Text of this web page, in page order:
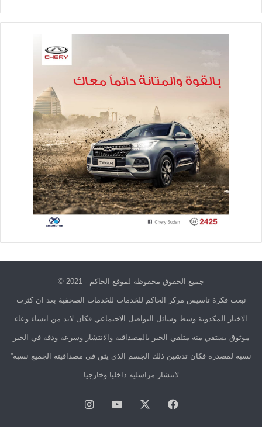
جميع الحقوق محفوظة لموقع الحاكم - 2021 ©
نبعت فكرة تاسيس مركز الحاكم للخدمات للخدمات الصحفية بعد ان كثرت
الاخبار المكذوبة وسط وسائل التواصل الاجتماعي فكان لابد من انشاء وعاء
موثوق يستقي منه متلقي الخبر بالمصداقية والانتشار وسرعة ودقة في الخبر
نسبة لمصدره فكان تدشين ذلك الجسم الذي يثق في مصداقيته الجميع نسبة”
لانتشار مراسليه داخليا وخارجيا
فيسبوك يوتيوبانستقرام